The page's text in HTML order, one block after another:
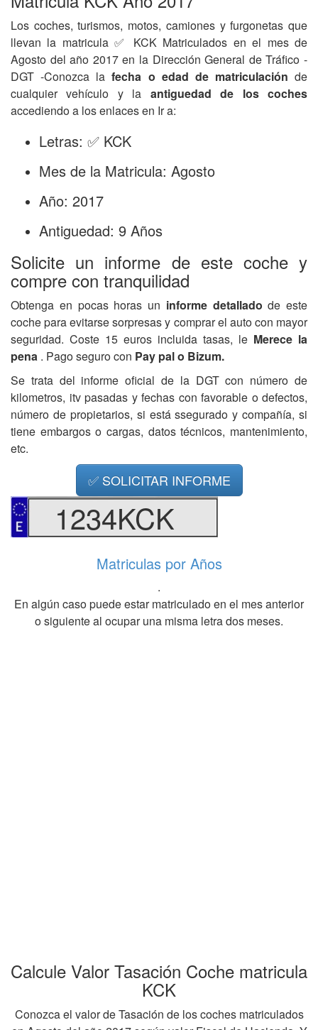
Los coches, turismos, motos, camiones y furgonetas que
llevan la matricula ✅ KCK Matriculados en el mes de
Agosto del año 2017 en la Dirección General de Tráfico -
DGT -Conozca lafecha o edad de matriculación de
cualquier vehículo y la antiguedad de los coches
accediendo a los enlaces en Ir a:
Letras: ✅ KCK
Mes de la Matricula: Agosto
Año: 2017
Antiguedad: 9 Años
Solicite un informe de este coche y
compre con tranquilidad
Obtenga en pocas horas un informe detalladode este
coche para evitarse sorpresas y comprar el auto con mayor
seguridad. Coste 15 euros incluida tasas, le Merece la
pena . Pago seguro con Pay pal o Bizum.
Se trata del informe oficial de la DGT con número de
kilometros, itv pasadas y fechas con favorable o defectos,
número de propietarios, si está ssegurado y compañía, si
tiene embargos o cargas, datos técnicos, mantenimiento,
etc.
✅ SOLICITAR INFORME
1234KCK
Matriculas por Años
.
En algún caso puede estar matriculado en el mes anterior
o siguiente al ocupar una misma letra dos meses.
Calcule Valor Tasación Coche matricula
KCK
Conozca el valor de Tasación de los coches matriculados